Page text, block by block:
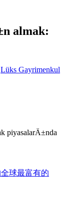
almak:
Lüks Gayrimenkul
piyasalarÄ±nda